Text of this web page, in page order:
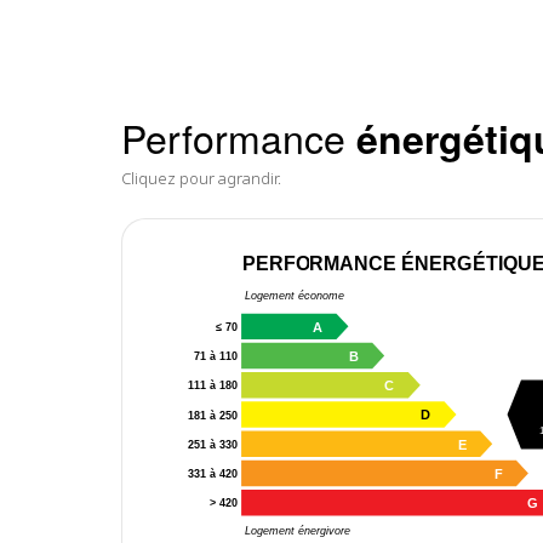
Performance
Cliquez pour agrandir.
PERFORMANCE ÉNERGÉTIQUE
Logement économe
Logement énergivore
≤ 70 A
71 à 110 B
111 à 180 C
181 à 250 D
251 à 330 E
331 à 420 F
> 420 G